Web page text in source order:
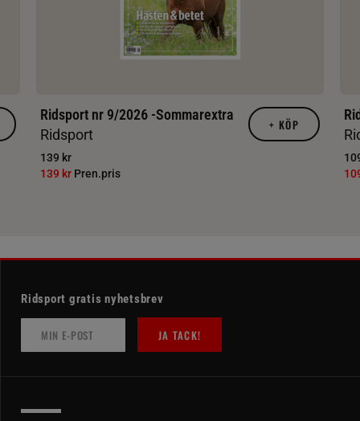
Ridsport nr 9/2026 -Sommarextra
Ridsport
139 kr
139 kr Pren.pris
+ KÖP
Ridsport gratis nyhetsbrev
JA TACK!